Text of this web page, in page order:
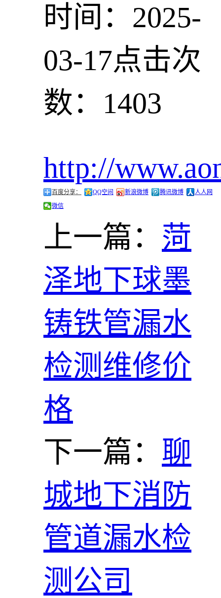
时间：2025-
03-17点击次
数：1403
http://
百度分享： QQ空间 新浪微博 腾讯微博
人人网
微信
上一篇： 菏
泽地下球墨
铸铁管漏水
检测维修价
格
下一篇： 聊
城地下消防
管道漏水检
测公司